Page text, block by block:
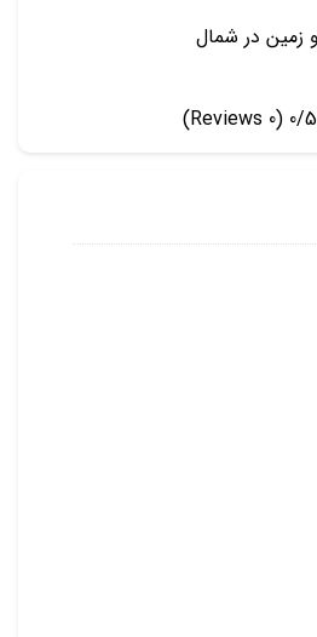
زمين در شمال
0/5
(0 Reviews)